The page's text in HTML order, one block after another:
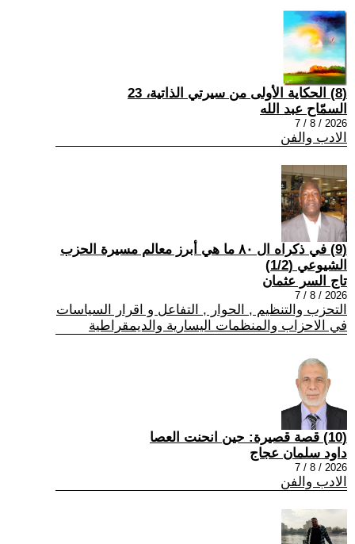
(8) الحكاية الأولى من سيرتي الذاتية، 23
السمّاح عبد الله
2026 / 8 / 7
الادب والفن
(9) في ذكراه ال ٨٠ ما هي أبرز معالم مسيرة الحزب
الشيوعي (1/2)
تاج السر عثمان
2026 / 8 / 7
التحزب والتنظيم , الحوار , التفاعل و اقرار السياسات
في الاحزاب والمنظمات اليسارية والديمقراطية
(10) قصة قصيرة: حين انحنت العصا
داود سلمان عجاج
2026 / 8 / 7
الادب والفن